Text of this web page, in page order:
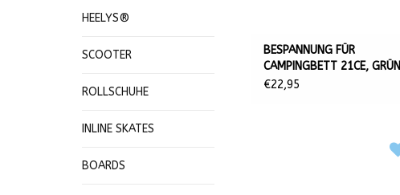
HEELYS®
SCOOTER
ROLLSCHUHE
INLINE SKATES
BOARDS
BESPANNUNG FÜR
CAMPINGBETT 21CE, GRÜN
€22,95